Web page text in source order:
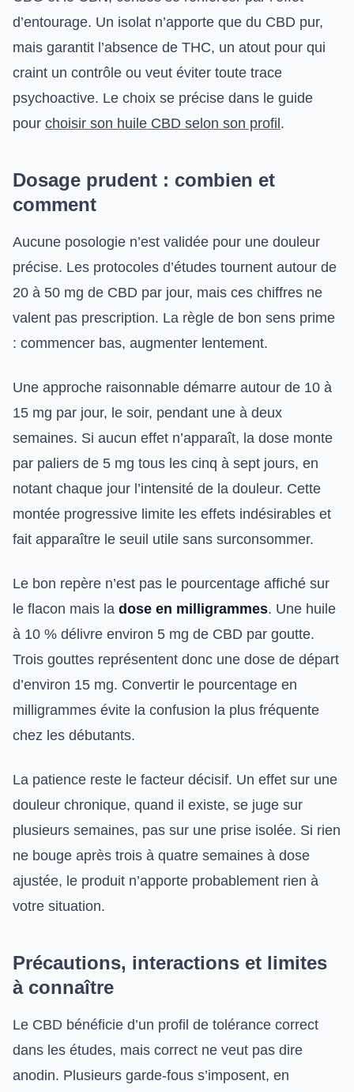
d’entourage. Un isolat n’apporte que du CBD pur,
mais garantit l’absence de THC, un atout pour qui
craint un contrôle ou veut éviter toute trace
psychoactive. Le choix se précise dans le guide
pour choisir son huile CBD selon son profil .
Dosage prudent : combien et
comment
Aucune posologie n’est validée pour une douleur
précise. Les protocoles d’études tournent autour de
20 à 50 mg de CBD par jour, mais ces chiffres ne
valent pas prescription. La règle de bon sens prime
: commencer bas, augmenter lentement.
Une approche raisonnable démarre autour de 10 à
15 mg par jour, le soir, pendant une à deux
semaines. Si aucun effet n’apparaît, la dose monte
par paliers de 5 mg tous les cinq à sept jours, en
notant chaque jour l’intensité de la douleur. Cette
montée progressive limite les effets indésirables et
fait apparaître le seuil utile sans surconsommer.
Le bon repère n’est pas le pourcentage affiché sur
le flacon mais la dose en milligrammes. Une huile
à 10 % délivre environ 5 mg de CBD par goutte.
Trois gouttes représentent donc une dose de départ
d’environ 15 mg. Convertir le pourcentage en
milligrammes évite la confusion la plus fréquente
chez les débutants.
La patience reste le facteur décisif. Un effet sur une
douleur chronique, quand il existe, se juge sur
plusieurs semaines, pas sur une prise isolée. Si rien
ne bouge après trois à quatre semaines à dose
ajustée, le produit n’apporte probablement rien à
votre situation.
Précautions, interactions et limites
à connaître
Le CBD bénéficie d’un profil de tolérance correct
dans les études, mais correct ne veut pas dire
anodin. Plusieurs garde-fous s’imposent, en